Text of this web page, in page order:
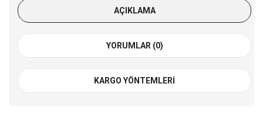
AÇIKLAMA
YORUMLAR (0)
KARGO YÖNTEMLERI